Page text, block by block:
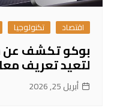
اقتصاد تكنولوجيا
لتعيد تعريف
أبريل 25, 2026